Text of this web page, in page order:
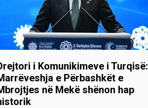
i Komunikimeve i Turqisë:
e Përbashkët e
në Mekë shënon hap